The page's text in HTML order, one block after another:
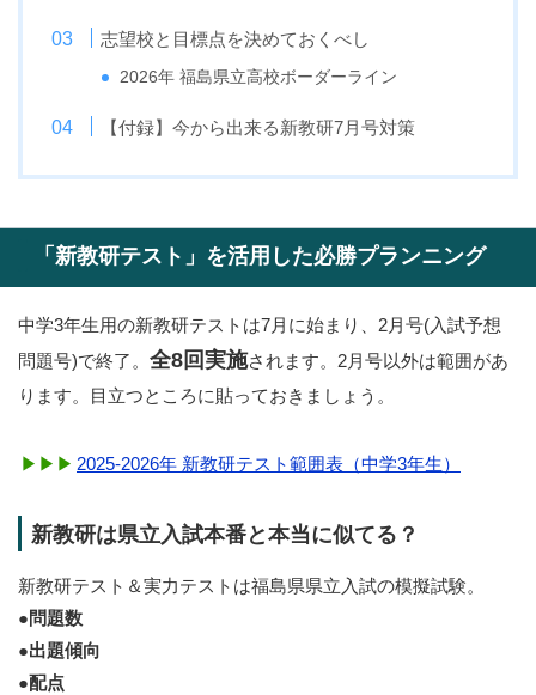
志望校と目標点を決めておくべし
2026年 福島県立高校ボーダーライン
【付録】今から出来る新教研7月号対策
「新教研テスト」を活用した必勝プランニング
中学3年生用の新教研テストは7月に始まり、2月号(入試予想
問題号)で終了。 全8回実施されます。2月号以外は範囲があ
ります。目立つところに貼っておきましょう。
2025-2026年 新教研テスト範囲表（中学3年生）
新教研は県立入試本番と本当に似てる？
新教研テスト＆実力テストは福島県県立入試の模擬試験。
●問題数
●出題傾向
●配点